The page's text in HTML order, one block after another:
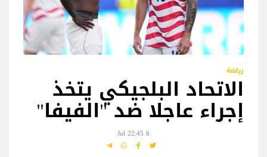
رياضة
الاتحاد البلجيكي يتخذ
إجراء عاجلا ضد "الفيفا"
6 Jul 22:45